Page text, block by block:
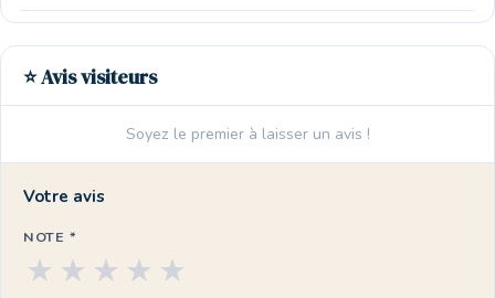
⭐ Avis visiteurs
Soyez le premier à laisser un avis !
Votre avis
NOTE *
★
★
★
★
★